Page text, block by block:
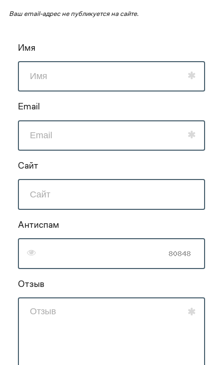
Ваш email-адрес не публикуется на сайте.
Имя
Email
Сайт
Антиспам
Отзыв